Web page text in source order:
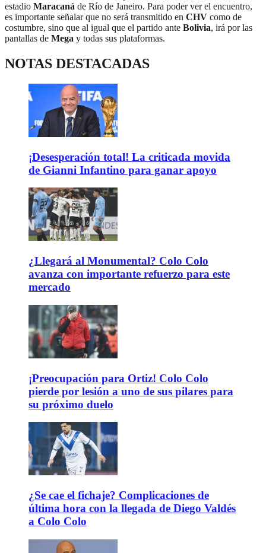
estadio Maracaná de Río de Janeiro. Para poder ver el encuentro,
es importante señalar que no será transmitido en CHV como de
costumbre, sino que al igual que el partido ante Bolivia, irá por las
pantallas de Mega y todas sus plataformas.
NOTAS DESTACADAS
¡Desesperación total! La criticada movida
de Gianni Infantino para ganar apoyo
¿Llegará al Monumental? Colo Colo
avanza con importante refuerzo para este
mercado
¡Preocupación para Ortiz! Colo Colo
pierde por lesión a uno de sus pilares para
su próximo duelo
¿Se cae el fichaje? Complicaciones de
última hora con la llegada de Diego Valdés
a Colo Colo